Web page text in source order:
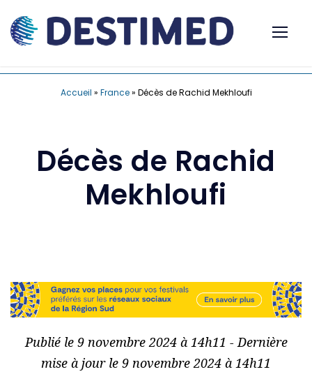
Accueil » France» Décès de Rachid Mekhloufi
Décès de Rachid
Mekhloufi
Publié le 9 novembre 2024 à 14h11 - Dernière
mise à jour le 9 novembre 2024 à 14h11